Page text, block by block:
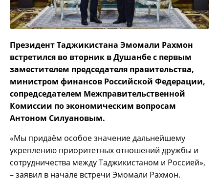
Президент Таджикистана Эмомали Рахмон
встретился во вторник в Душанбе с первым
заместителем председателя правительства,
министром финансов Российской Федерации,
сопредседателем Межправительственной
Комиссии по экономическим вопросам
Антоном Силуановым.
«Мы придаём особое значение дальнейшему
укреплению приоритетных отношений дружбы и
сотрудничества между Таджикистаном и Россией»,
– заявил в начале встречи Эмомали Рахмон.